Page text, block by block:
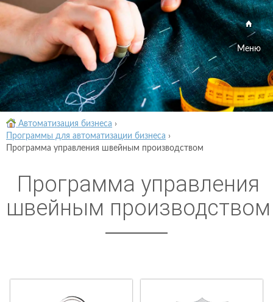
Меню
Автоматизация бизнеса ›
Программы для автоматизации бизнеса ›
Программа управления швейным производством
Программа управления
швейным производством